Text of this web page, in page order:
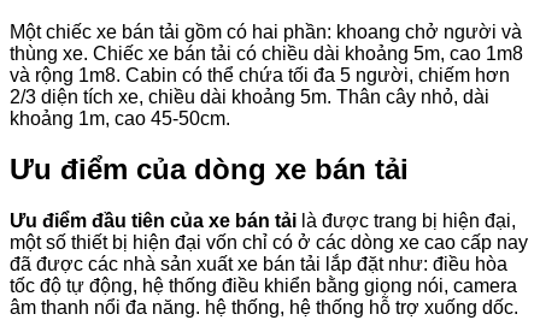
Một chiếc xe bán tải gồm có hai phần: khoang chở người và
thùng xe. Chiếc xe bán tải có chiều dài khoảng 5m, cao 1m8
và rộng 1m8. Cabin có thể chứa tối đa 5 người, chiếm hơn
2/3 diện tích xe, chiều dài khoảng 5m. Thân cây nhỏ, dài
khoảng 1m, cao 45-50cm.
Ưu điểm của dòng xe bán tải
Ưu điểm đầu tiên của xe bán tải là được trang bị hiện đại,
một số thiết bị hiện đại vốn chỉ có ở các dòng xe cao cấp nay
đã được các nhà sản xuất xe bán tải lắp đặt như: điều hòa
tốc độ tự động, hệ thống điều khiển bằng giọng nói, camera
âm thanh nổi đa năng. hệ thống, hệ thống hỗ trợ xuống dốc.